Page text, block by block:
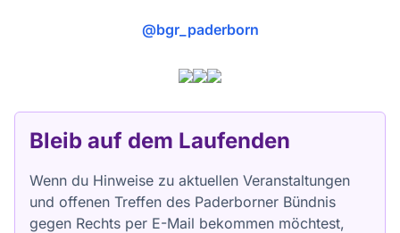
@bgr_paderborn
Bleib auf dem Laufenden
Wenn du Hinweise zu aktuellen Veranstaltungen
und offenen Treffen des Paderborner Bündnis
gegen Rechts per E-Mail bekommen möchtest,